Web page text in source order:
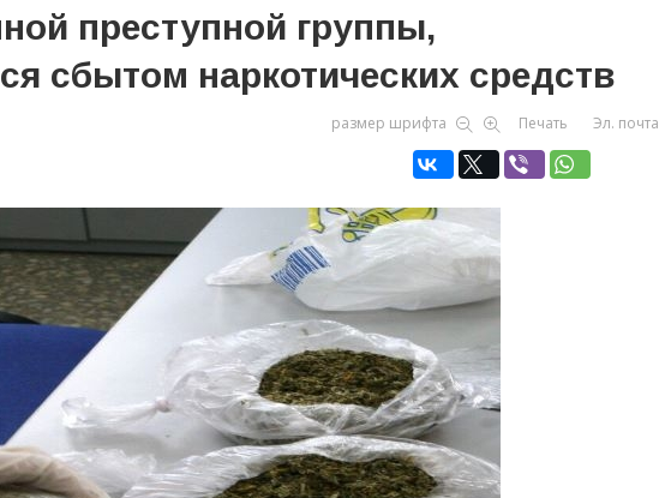
преступной группы,
сбытом наркотических средств
размер шрифта Печать Эл. почта